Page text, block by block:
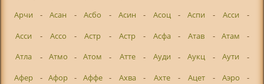
Арчи
- Асан - Асбо - Асин - Асоц - Аспи - Асси
-
Асси
- Ассо - Астр - Астр - Асфа - Атав - Атам
-
Атла
- Атмо - Атом - Атте - Ауди - Аукц - Аути
-
Афер
- Афор - Аффе - Ахва - Ахте - Ацет - Аэро
-